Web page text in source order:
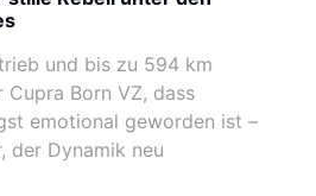
und bis zu 594 km
Born VZ, dass
emotional geworden ist –
der Dynamik neu